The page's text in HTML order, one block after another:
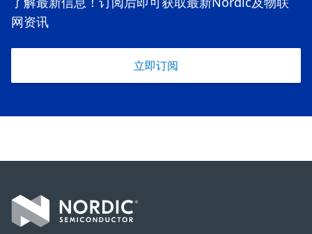
网资讯
立即订阅